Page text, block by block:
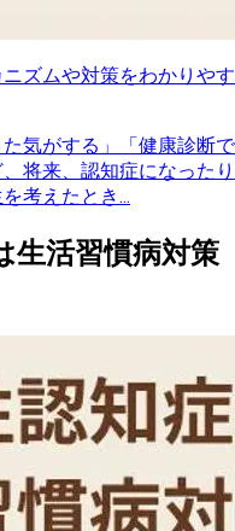
ズムや対策をわかりやす
気がする」「健康診断で
将来、認知症になったり
考えたとき...
生活習慣病対策